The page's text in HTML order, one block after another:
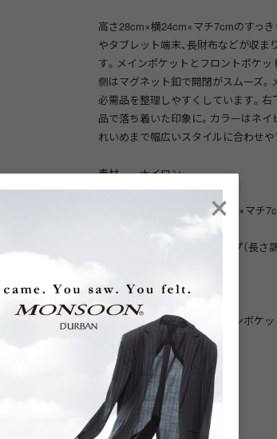
高さ28cm×横24cm×マチ7cmのすっ
やタブレット端末、長財布などが収ま
す。メインポケットとフロントポケ
側はマグネット釦で開閉がスムーズ。
必需品を整理しやすくしています。
品で落ち着いた印象に。カラーはネ
れいめまで幅広いスタイルに合わせや
素材 ナイロン
サイズ 横幅24cm×高さ28cm×マチ
持ち手 ショルダーストラップ（長さ
重さ 395g
機能 開口部：ジップ（メインポケッ
ポケット）
内装：内ポケット×2（両サイド）
【素材】
×